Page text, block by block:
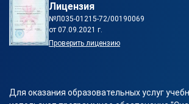
Лицензия
№Л035-01215-72/00190069
от 07.09.2021 г.
Проверить лицензию
Для оказания образовательных услуг